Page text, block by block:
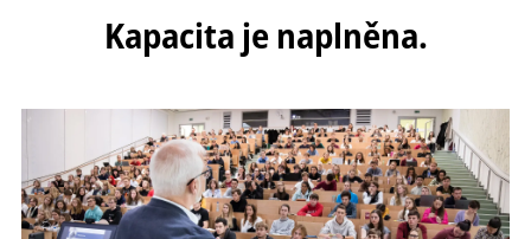
Kapacita je naplněna.